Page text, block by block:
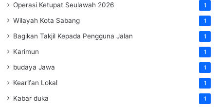
Operasi Ketupat Seulawah 2026 1
Wilayah Kota Sabang 1
Bagikan Takjil Kepada Pengguna Jalan 1
Karimun 1
budaya Jawa 1
Kearifan Lokal 1
Kabar duka 1